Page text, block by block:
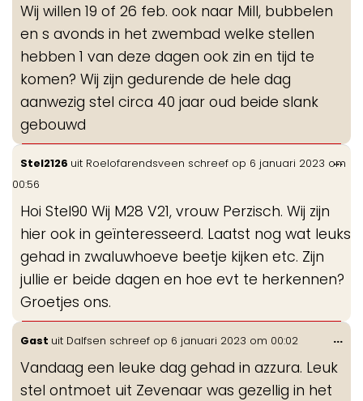
Wij willen 19 of 26 feb. ook naar Mill, bubbelen
en s avonds in het zwembad welke stellen
hebben 1 van deze dagen ook zin en tijd te
komen? Wij zijn gedurende de hele dag
aanwezig stel circa 40 jaar oud beide slank
gebouwd
Stel2126 uit Roelofarendsveen schreef op 6 januari 2023 om
00:56
Hoi Stel90 Wij M28 V21, vrouw Perzisch. Wij zijn
hier ook in geïnteresseerd. Laatst nog wat leuks
gehad in zwaluwhoeve beetje kijken etc. Zijn
jullie er beide dagen en hoe evt te herkennen?
Groetjes ons.
...
Gast uit Dalfsen schreef op 6 januari 2023 om 00:02
Vandaag een leuke dag gehad in azzura. Leuk
stel ontmoet uit Zevenaar was gezellig in het
...